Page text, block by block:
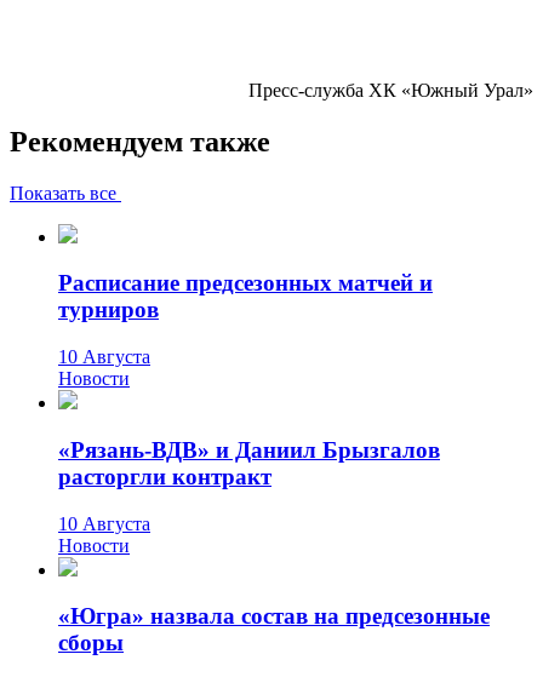
Пресс-служба ХК «Южный Урал»
Рекомендуем также
Показать все
Расписание предсезонных матчей и
турниров
10 Августа
Новости
«Рязань-ВДВ» и Даниил Брызгалов
расторгли контракт
10 Августа
Новости
«Югра» назвала состав на предсезонные
сборы